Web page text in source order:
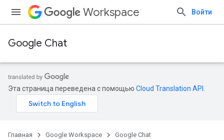
Workspace Войти
Google Chat
Эта страница переведена с помощью Cloud Translation API
Главная Google Workspace
Google Chat